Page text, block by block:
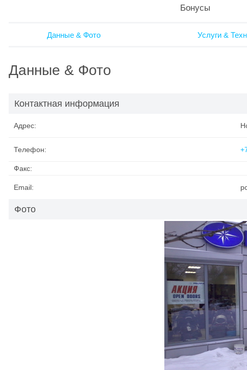
Бонусы
Данные & Фото Услуги &
Данные & Фото
Контактная информация
Адрес:
Телефон:
Факс:
Email:
Фото